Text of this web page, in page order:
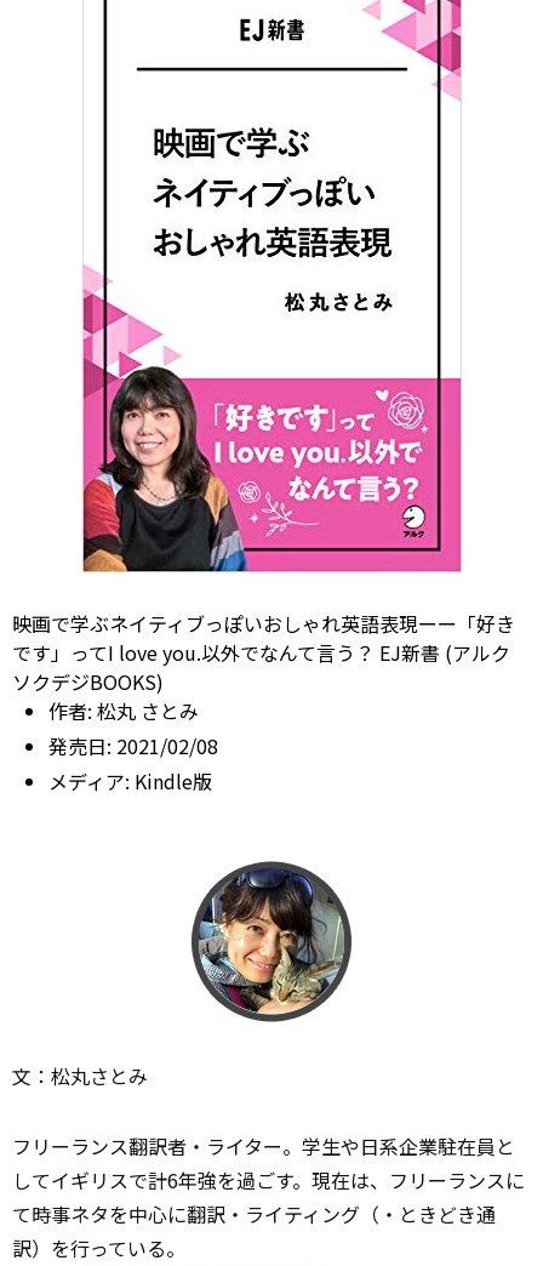
映画で学ぶネイティブっぽいおしゃれ英語表現ーー「好き
です」ってI love you.以外でなんて言う？ EJ新書 (アルク
ソクデジBOOKS)
作者: 松丸 さとみ
発売日: 2021/02/08
メディア: Kindle版
文：松丸さとみ
フリーランス翻訳者・ライター。学生や日系企業駐在員と
してイギリスで計6年強を過ごす。現在は、フリーランスに
て時事ネタを中心に翻訳・ライティング（・ときどき通
訳）を行っている。